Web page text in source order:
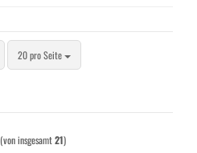
20 pro Seite
pro Seite
(von insgesamt21)